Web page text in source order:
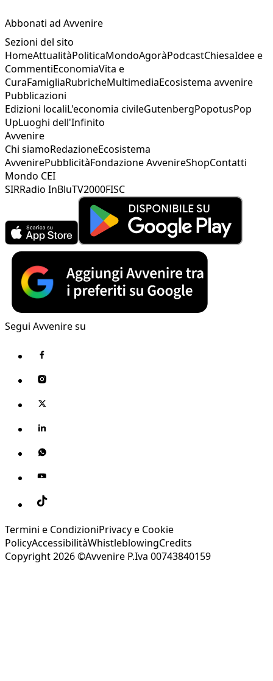
Abbonati ad Avvenire
Sezioni del sito
HomeAttualitàPoliticaMondoAgoràPodcastChiesaIdee e
CommentiEconomiaVita e
CuraFamigliaRubricheMultimediaEcosistema avvenire
Pubblicazioni
Edizioni localiL'economia civileGutenbergPopotusPop
UpLuoghi dell'Infinito
Avvenire
Chi siamoRedazioneEcosistema
AvvenirePubblicitàFondazione AvvenireShopContatti
Mondo CEI
SIRRadio InBluTV2000FISC
Segui Avvenire su
Termini e CondizioniPrivacy e Cookie
PolicyAccessibilitàWhistleblowingCredits
Copyright 2026 ©Avvenire P.Iva 00743840159